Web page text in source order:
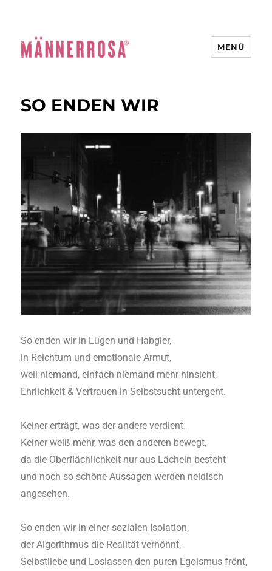
MENÜ
SO ENDEN WIR
So enden wir in Lügen und Habgier,
in Reichtum und emotionale Armut,
weil niemand, einfach niemand mehr hinsieht,
Ehrlichkeit & Vertrauen in Selbstsucht untergeht.
Keiner erträgt, was der andere verdient.
Keiner weiß mehr, was den anderen bewegt,
da die Oberflächlichkeit nur aus Lächeln besteht
und noch so schöne Aussagen werden neidisch
angesehen.
So enden wir in einer sozialen Isolation,
der Algorithmus die Realität verhöhnt,
Selbstliebe und Loslassen den puren Egoismus frönt,